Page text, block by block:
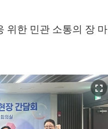
위한 민관 소통의 장 마
fullscreen